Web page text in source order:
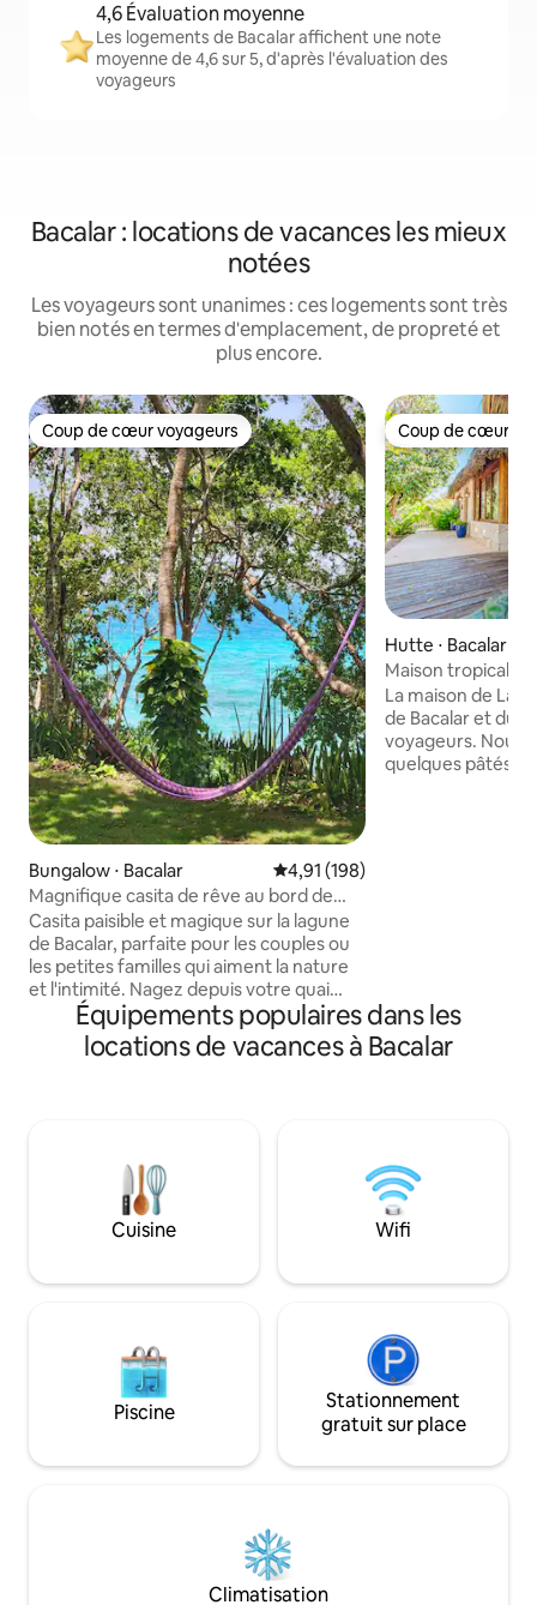
4,6 Évaluation moyenne
Les logements de Bacalar affichent une note
moyenne de 4,6 sur 5, d'après l'évaluation des
voyageurs
Bacalar : locations de vacances les mieux
notées
Les voyageurs sont unanimes : ces logements sont très
bien notés en termes d'emplacement, de propreté et
plus encore.
Coup de cœur voyageurs
Coup de cœur voyageurs
Bungalow ⋅ Bacalar Évaluation moyenne sur la
4,91 (198)
Magnifique casita de rêve au bord de
l’eau avec kayaks et ponton
Casita paisible et magique sur la lagune
de Bacalar, parfaite pour les couples ou
les petites familles qui aiment la nature
et l'intimité. Nagez depuis votre quai
privé, explorez en kayak ou détendez-
vous dans un hamac en regardant le
coucher et le lever du soleil. Cuisine
n'est pas goudronnée et est cahoteuse,
alors conduisez lentement et profitez
de la promenade dans la jungle.
Bienvenue dans votre paradis pour
Coup de cœur
Coup de cœur
Hutte ⋅ Bacalar
Maison tropicale •
pour les familles
La maison de
de Bacalar et du
voyageurs. Nous
quelques pâtés
comme le yoga
Équipements populaires dans les
locations de vacances à Bacalar
Cuisine Wifi
Piscine
Stationnement
gratuit sur place
Climatisation